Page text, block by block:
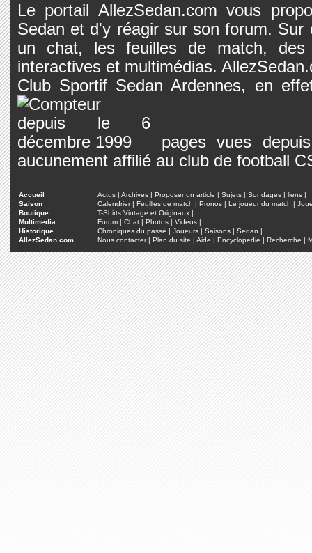
Le portail AllezSedan.com vous
Sedan et d'y réagir sur son forum.
un chat, les feuilles de match, des
interactives et multimédias.
Club Sportif Sedan Ardennes, en
pages vues
aucunement affilié au club de football
Accueil Actus | Archives | Proposer un article | Sujets | Sondages | liens |
Saison
Calendrier| Feuilles de match | Pronos | Le joueur du match |
Boutique
T-Shirts Vintage et Originaux |
Multimedia
Forum | Chat | Photos | Videos |
Historique
Chroniques du passé | Joueurs | Saisons | Sedan |
AllezSedan.com
Nous contacter| Plan du site | Aide | Encyclopedie | Recherche |